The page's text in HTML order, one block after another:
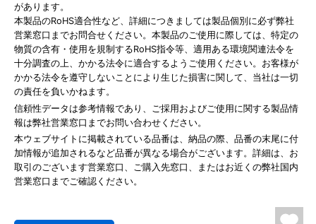
があります。
本製品のRoHS適合性など、詳細につきましては製品個別に必ず弊社
営業窓口までお問合せください。本製品のご使用に際しては、特定の
物質の含有・使用を規制するRoHS指令等、適用ある環境関連法令を
十分調査の上、かかる法令に適合するようご使用ください。お客様が
かかる法令を遵守しないことにより生じた損害に関して、当社は一切
の責任を負いかねます。
信頼性データは参考情報であり、ご採用およびご使用に関する製品情
報は弊社営業窓口までお問い合わせください。
本ウェブサイトに掲載されている品番は、納品の際、品番の末尾に付
加情報が追加されるなど品番が異なる場合がございます。詳細は、お
取引のございます営業窓口、ご購入先窓口、またはお近くの弊社国内
営業窓口までご確認ください。